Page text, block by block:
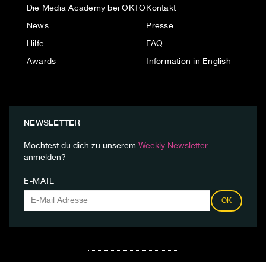
Die Media Academy bei OKTO
News
Hilfe
Awards
Kontakt
Presse
FAQ
Information in English
NEWSLETTER
Möchtest du dich zu unserem Weekly Newsletter
anmelden?
E-MAIL
OK